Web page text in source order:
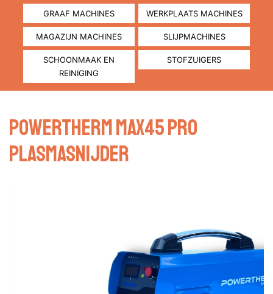
GRAAF MACHINES WERKPLAATS MACHINES
MAGAZIJN MACHINES SLIJPMACHINES
SCHOONMAAK EN
REINIGING
STOFZUIGERS
POWERTHERM MAX45 PRO
PLASMASNIJDER